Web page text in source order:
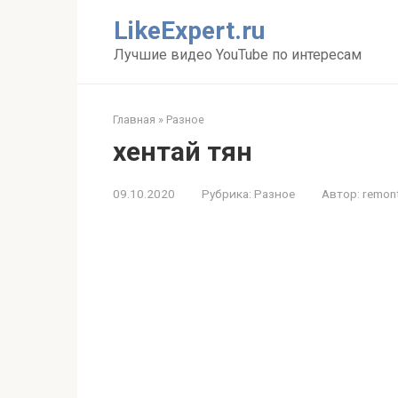
LikeExpert.ru
Лучшие видео YouTube по интересам
Главная » Разное
хентай тян
09.10.2020 Рубрика: Разное Автор: